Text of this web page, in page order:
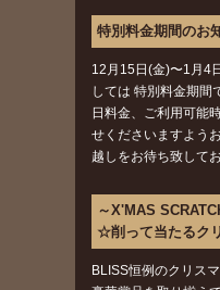
特別料金期間のお
12月15日(金)〜1月4
しては 特別料金期間
日料金、ご利用可能
せくださいますよう
越しをお待ち致して
～X'MAS
☆削って当たるク
BLISS恒例のクリス